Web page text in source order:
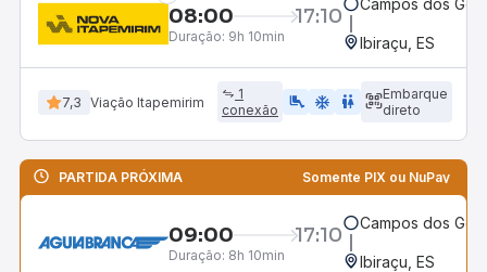
08:00 17:10
Duração: 9h 10min
Campos dos
Ibiraçu, ES
7,3 Viação Itapemirim
1
conexão
airline_seat_legroom_extra ac_unit WC
Embarque
direto
PARTIDA PRÓXIMA Somente PIX ou NuPay
09:00 17:10
Duração: 8h 10min
Campos dos
Ibiraçu, ES